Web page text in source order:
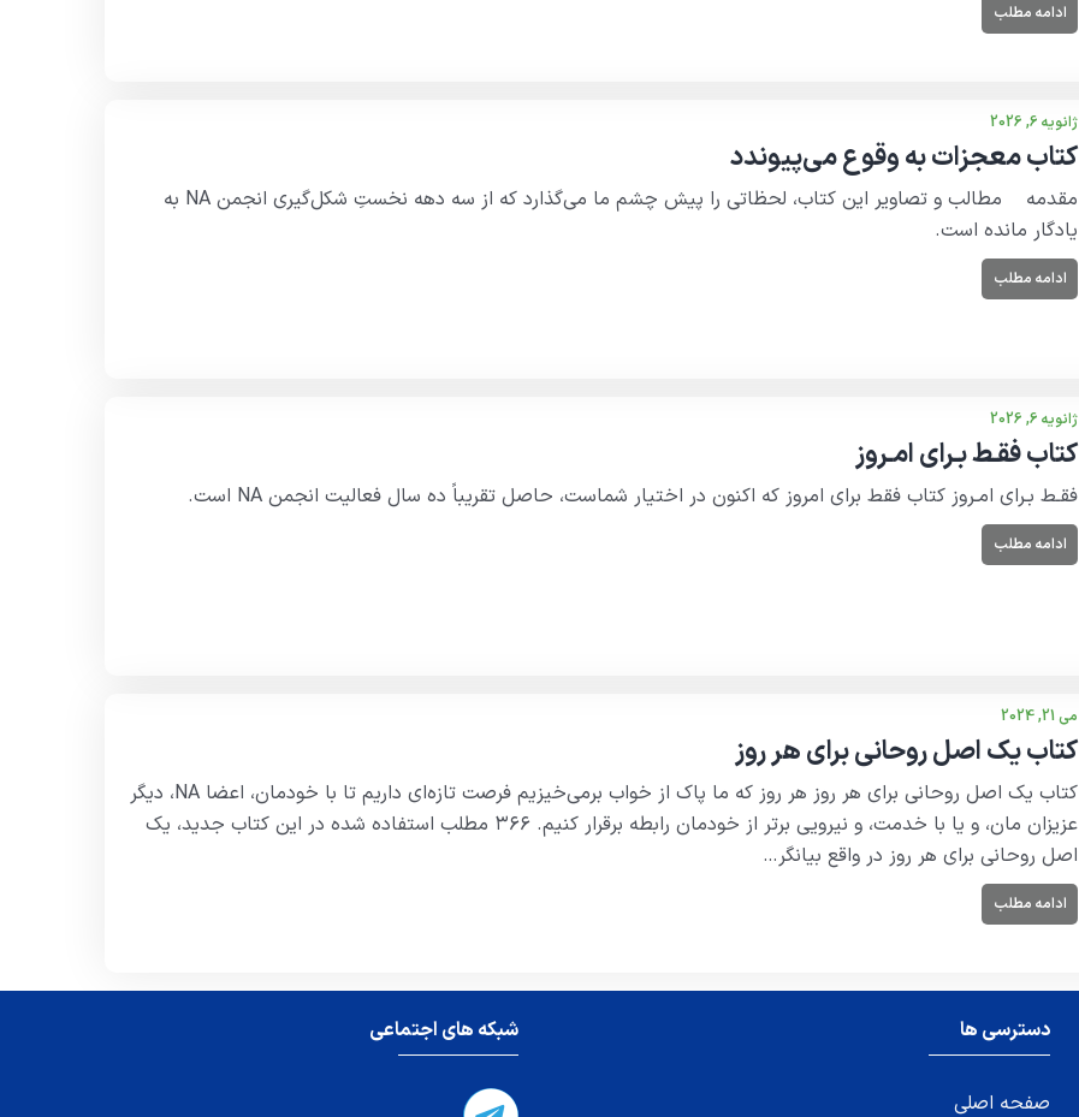
ادامه مطلب
ژانویه 6, 2026
کتاب معجزات به وقوع می‌پیوندد
مقدمه مطالب و تصاویر این کتاب، لحظاتی را پیش چشم ما می‌گذارد که از سه دهه نخستِ شکل‌گیری انجمن NA به
یادگار مانده است.
ادامه مطلب
ژانویه 6, 2026
کتاب فقـط بـرای امـروز
فقـط بـرای امـروز کتاب فقط برای امروز که اکنون در اختیار شماست، حاصل تقریباً ده سال فعالیت انجمن NA است.
ادامه مطلب
می 21, 2024
کتاب یک اصل روحانی برای هر روز
کتاب یک اصل روحانی برای هر روز هر روز که ما پاک از خواب برمی‌‌خیزیم فرصت تازه‌‌ای داریم تا با خودمان، اعضا NA، دیگر
عزیزان مان، و یا با خدمت، و نیرویی برتر از خودمان رابطه برقرار کنیم. ۳۶۶ مطلب استفاده شده در این کتاب جدید، یک
اصل روحانی برای هر روز در واقع بیانگر…
ادامه مطلب
دسترسی ها
صفحه اصلی
شبکه های اجتماعی